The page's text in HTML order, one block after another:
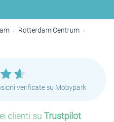
Rotterdam Centrum
verificate su Mobypark
clienti su Trustpilot